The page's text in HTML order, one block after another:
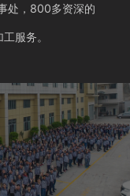
处，800多资深的
服务。